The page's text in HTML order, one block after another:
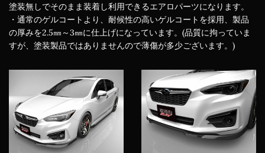
塗装無しでそのまま装着し利用できるエアロパーツになります。
・通常のゲルコートより、耐候性の高いゲルコートを採用、製品
の厚みを2.5㎜～3㎜に仕上げになっています。(品質に拘っていま
すが、塗装製品ではありませんので薄傷が多少ございます。)